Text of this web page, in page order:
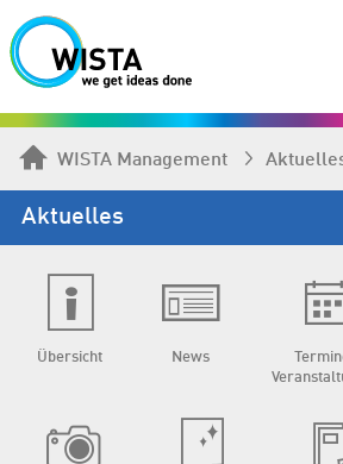
WISTA Management
Aktuelles
Übersicht News